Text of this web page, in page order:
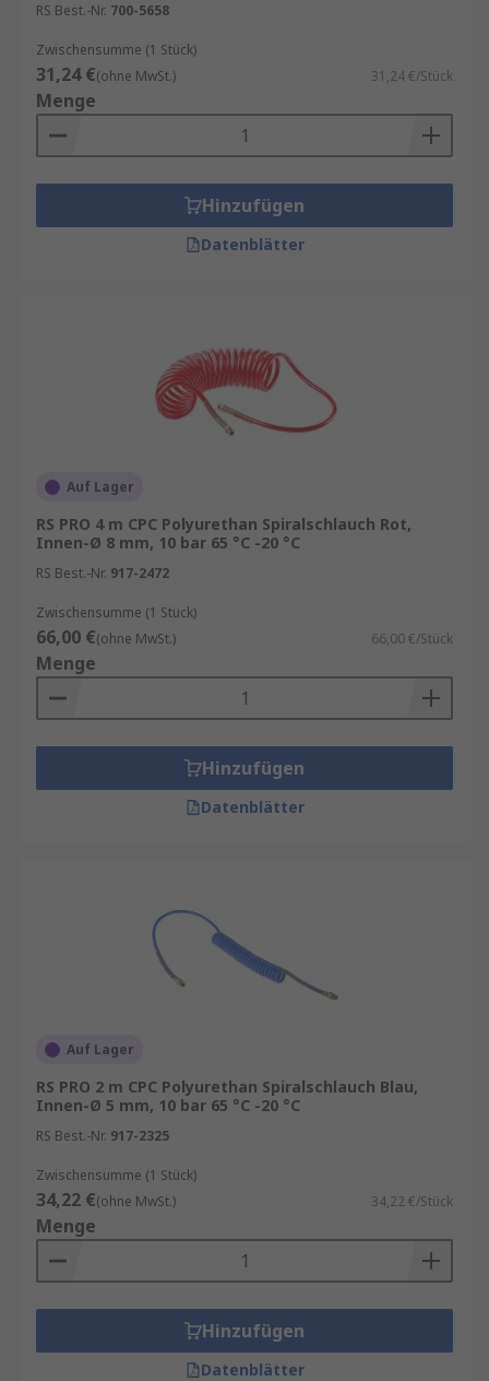
RS Best.-Nr. 700-5658
Zwischensumme (1 Stück)
31,24 €(ohne MwSt.) 31,24 €/Stück
Menge
Hinzufügen
Datenblätter
Auf Lager
RS PRO 4 m CPC Polyurethan Spiralschlauch Rot,
Innen-Ø 8 mm, 10 bar 65 °C -20 °C
RS Best.-Nr. 917-2472
Zwischensumme (1 Stück)
66,00 €(ohne MwSt.) 66,00 €/Stück
Menge
Hinzufügen
Datenblätter
Auf Lager
RS PRO 2 m CPC Polyurethan Spiralschlauch Blau,
Innen-Ø 5 mm, 10 bar 65 °C -20 °C
RS Best.-Nr. 917-2325
Zwischensumme (1 Stück)
34,22 €(ohne MwSt.) 34,22 €/Stück
Menge
Hinzufügen
Datenblätter